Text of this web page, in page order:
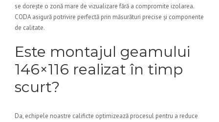
se dorește o zonă mare de vizualizare fără a compromite izolarea.
CODA asigură potrivire perfectă prin măsurături precise și componente
de calitate.
Este montajul geamului
146×116 realizat în timp
scurt?
Da, echipele noastre calificte optimizează procesul pentru a reduce